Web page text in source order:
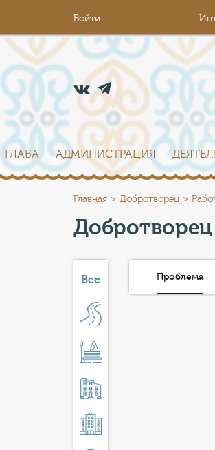
Войти
ГЛАВА АДМИНИСТРАЦИЯ
Главная Добротворец
Добротворец
Все Проблема